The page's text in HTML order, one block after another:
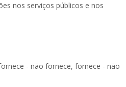
nos serviços públicos e nos
- não fornece, fornece - não